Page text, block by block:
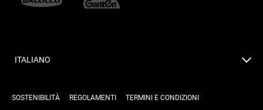
ITALIANO
SOSTENIBILITÀ REGOLAMENTI TERMINI E CONDIZIONI